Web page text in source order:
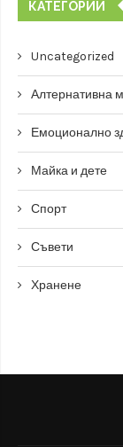
КАТЕГОРИИ
Uncategorized
Алтернативна
Емоционално
Майка и дете
Спорт
Съвети
Хранене